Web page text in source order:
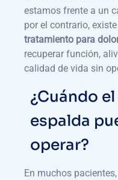
estamos frente a un
por el contrario,
tratamiento para
recuperar función,
calidad de vida sin
¿Cuándo
espalda
operar?
En muchos pacientes,